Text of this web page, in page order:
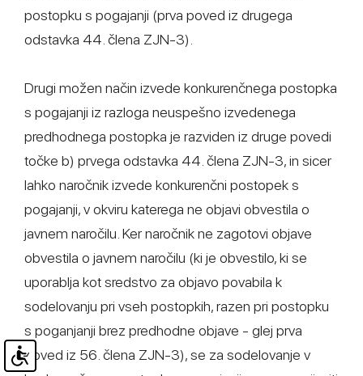
postopku s pogajanji (prva poved iz drugega
odstavka 44. člena ZJN-3).
Drugi možen način izvede konkurenčnega postopka
s pogajanji iz razloga neuspešno izvedenega
predhodnega postopka je razviden iz druge povedi
točke b) prvega odstavka 44. člena ZJN-3, in sicer
lahko naročnik izvede konkurenčni postopek s
pogajanji, v okviru katerega ne objavi obvestila o
javnem naročilu. Ker naročnik ne zagotovi objave
obvestila o javnem naročilu (ki je obvestilo, ki se
uporablja kot sredstvo za objavo povabila k
sodelovanju pri vseh postopkih, razen pri postopku
s poganjanji brez predhodne objave - glej prva
poved iz 56. člena ZJN-3), se za sodelovanje v